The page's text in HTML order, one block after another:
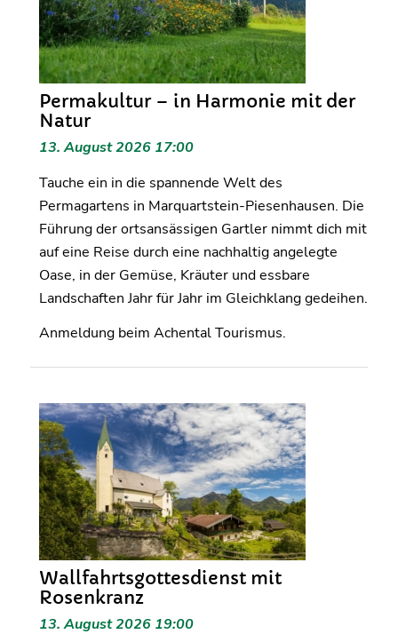
Permakultur – in Harmonie mit der
Natur
13. August 2026 17:00
Tauche ein in die spannende Welt des
Permagartens in Marquartstein-Piesenhausen. Die
Führung der ortsansässigen Gartler nimmt dich mit
auf eine Reise durch eine nachhaltig angelegte
Oase, in der Gemüse, Kräuter und essbare
Landschaften Jahr für Jahr im Gleichklang gedeihen.
Anmeldung beim Achental Tourismus.
Wallfahrtsgottesdienst mit
Rosenkranz
13. August 2026 19:00